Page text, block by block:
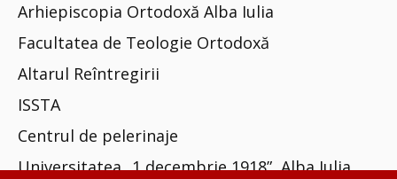
Arhiepiscopia Ortodoxă Alba Iulia
Facultatea de Teologie Ortodoxă
Altarul Reîntregirii
ISSTA
Centrul de pelerinaje
Universitatea „1 decembrie 1918”, Alba Iulia